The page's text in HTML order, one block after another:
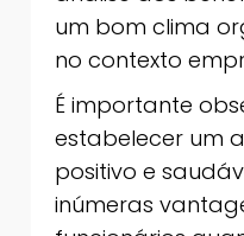
um bom clima
no contexto
É importante
estabelecer um
positivo e
inúmeras